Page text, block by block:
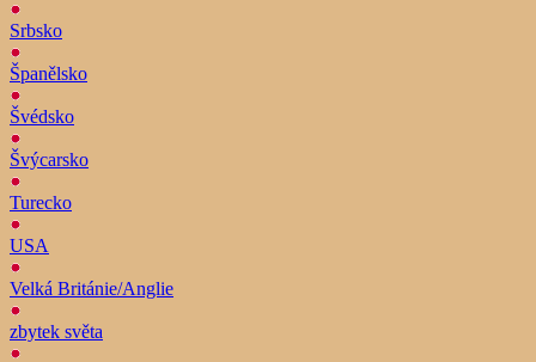
Srbsko
Španělsko
Švédsko
Švýcarsko
Turecko
USA
Velká Británie/Anglie
zbytek světa